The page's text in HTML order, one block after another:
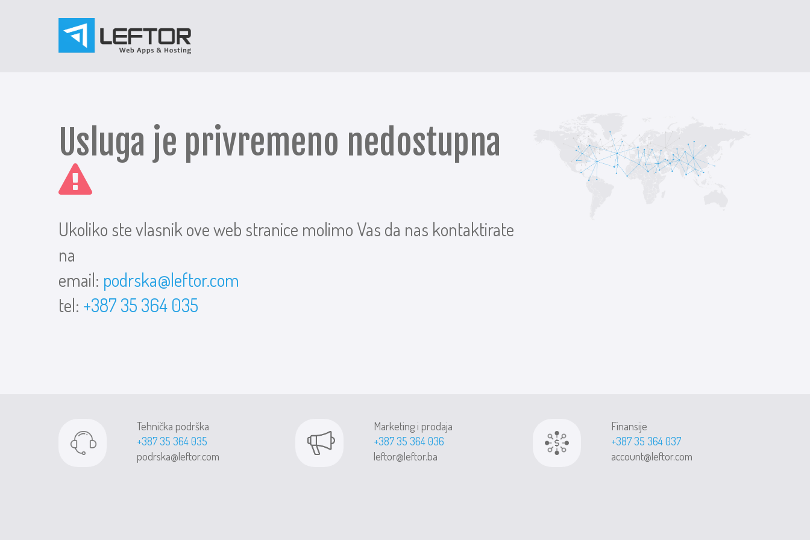
Usluga je privremeno nedostupna
Ukoliko ste vlasnik ove web stranice molimo Vas da nas kontaktirate
na
email: podrska@leftor.com
tel: +387 35 364 035
Tehnička podrška
+387 35 364 035
podrska@leftor.com
Marketing i prodaja
+387 35 364 036
leftor@leftor.ba
Finansije
+387 35 364 037
account@leftor.com